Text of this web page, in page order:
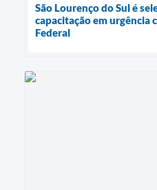
São Lourenço do Sul é
capacitação em urgência
Federal